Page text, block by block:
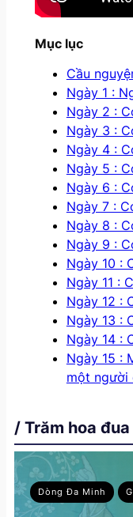
Mục lục
Cầu
Ngày 1 :
Ngày 2 :
Ngày 3 :
Ngày 4 :
Ngày 5 :
Ngày 6 :
Ngày 7 :
Ngày 8 :
Ngày 9 :
Ngày 10 :
Ngày 11 :
Ngày 12 :
Ngày 13 :
Ngày 14 :
Ngày 15 :
một người
/ Trăm hoa
Dòng Đa Minh